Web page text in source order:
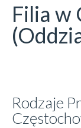
Filia w
Rodzaje